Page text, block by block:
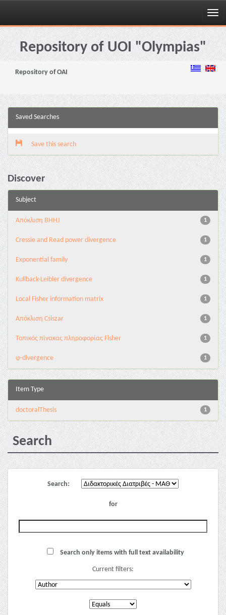
Skip
navigationRepository of UOI "Olympias"
Repository of OAI
Saved Searches
Save this search
Discover
Subject
1
Aπόκλιση BHHJ
1
Cressie and Read power divergence
1
Exponential family
1
Kullback-Leibler divergence
1
Local Fisher information matrix
1
Απόκλιση Csiszar
1
Τοπικός πίνακας πληροφορίας Fisher
1
φ-divergence
Item Type
1
doctoralThesis
Search
Search:
for
Search only items with full text availability
Current filters: